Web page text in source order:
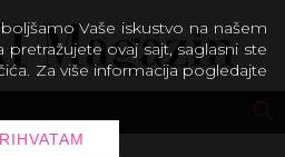
Vaše iskustvo na našem
pretražujete ovaj sajt, saglasni ste
Za više informacija pogledajte